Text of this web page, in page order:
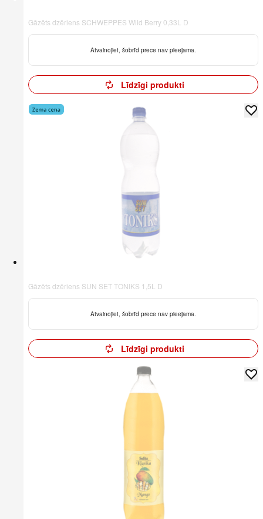
Gāzēts dzēriens SCHWEPPES Wild Berry 0,33L D
Atvainojiet, šobrīd prece nav pieejama.
Līdzīgi produkti
Gāzēts dzēriens SUN SET TONIKS 1,5L D
Atvainojiet, šobrīd prece nav pieejama.
Līdzīgi produkti